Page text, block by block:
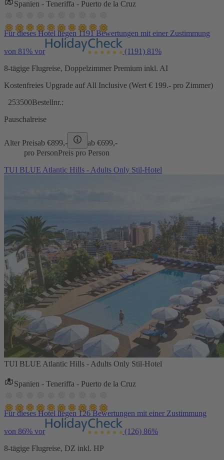
Spanien - Teneriffa - Puerto de la Cruz
Für dieses Hotel liegen 1191 Bewertungen mit einer Zustimmung
von 81% vor (1191) 81%
8-tägige Flugreise, Doppelzimmer Premium inkl. AI
Kostenfreies Upgrade auf All Inclusive (Wert € 199.- pro Zimmer)
253500Bestellnr.:
Pauschalreise
Alter Preisab €899,- ab €699,-
pro PersonPreis pro Person
TUI BLUE Atlantic Hills - Adults Only Stil-Hotel
TUI BLUE Atlantic Hills - Adults Only Stil-Hotel
Spanien - Teneriffa - Puerto de la Cruz
Für dieses Hotel liegen 126 Bewertungen mit einer Zustimmung
von 86% vor (126) 86%
8-tägige Flugreise, DZ inkl. HP